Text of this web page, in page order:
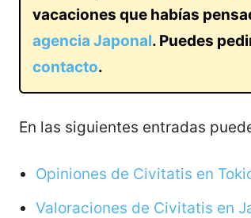
vacaciones que habías
agencia Japonal. Puedes
contacto.
En las siguientes entradas
Opiniones de Civitatis en
Valoraciones de Civitatis en